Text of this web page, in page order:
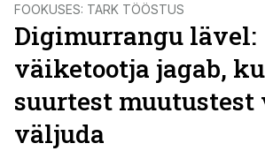
FOOKUSES: TARK TÖÖSTUS
Digimurrangu lävel:
väiketootja jagab,
suurtest muutustest
väljuda